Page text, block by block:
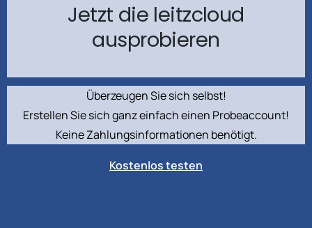
Jetzt die leitzcloud
ausprobieren
Überzeugen Sie sich selbst!
Erstellen Sie sich ganz einfach einen Probeaccount!
Keine Zahlungsinformationen benötigt.
Kostenlos testen